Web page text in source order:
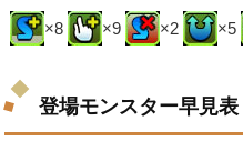
×8 ×9 ×2 ×5
登場モンスター早見表